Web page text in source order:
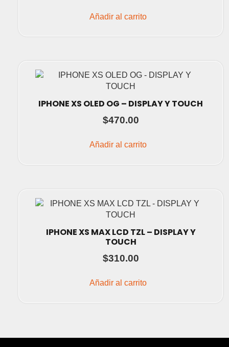
Añadir al carrito
IPHONE XS OLED OG – DISPLAY Y TOUCH
$470.00
Añadir al carrito
IPHONE XS MAX LCD TZL – DISPLAY Y
TOUCH
$310.00
Añadir al carrito